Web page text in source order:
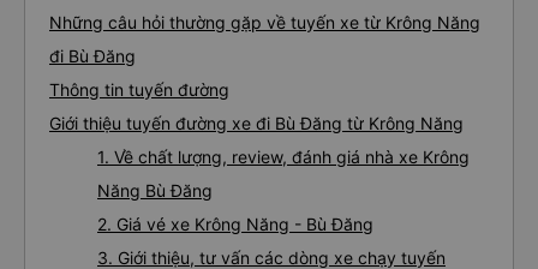
Những câu hỏi thường gặp về tuyến xe từ Krông Năng
đi Bù Đăng
Thông tin tuyến đường
Giới thiệu tuyến đường xe đi Bù Đăng từ Krông Năng
1. Về chất lượng, review, đánh giá nhà xe Krông
Năng Bù Đăng
2. Giá vé xe Krông Năng - Bù Đăng
3. Giới thiệu, tư vấn các dòng xe chạy tuyến